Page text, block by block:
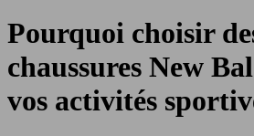
Pourquoi choisir
chaussures New
vos activités